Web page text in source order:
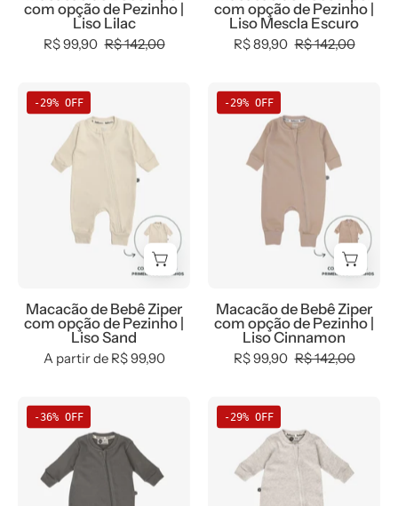
com opção de Pezinho |
Liso Lilac
R$ 99,90 R$ 142,00
Escuro
com opção de Pezinho |
Liso Mescla Escuro
R$ 89,90 R$ 142,00
de
Bebê
Ziper
opção
Pezinho
Sand
-29% OFF
Macacão de Bebê Ziper
com opção de Pezinho |
Liso Sand
A partir de R$ 99,90
de
Bebê
Ziper
opção
de
Pezinho
Cinnamon
-29% OFF
Macacão de Bebê Ziper
com opção de Pezinho |
Liso Cinnamon
R$ 99,90 R$ 142,00
de
Bebê
Ziper
-36% OFF
de
Bebê
Ziper
com
-29% OFF